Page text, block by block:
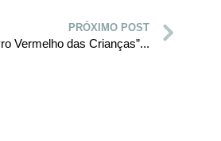
PRÓXIMO POST
Vermelho das Crianças”...